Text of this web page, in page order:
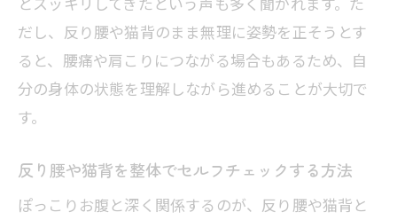
だし、反り腰や猫背のまま無理に姿勢を正そうとす
ると、腰痛や肩こりにつながる場合もあるため、自
分の身体の状態を理解しながら進めることが大切で
す。
反り腰や猫背を整体でセルフチェックする方法
ぽっこりお腹と深く関係するのが、反り腰や猫背と